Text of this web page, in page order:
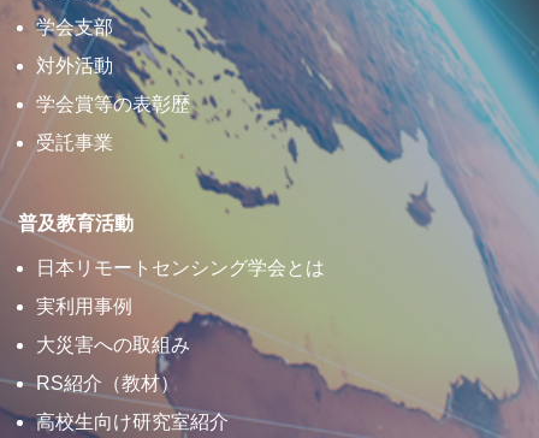
学会支部
対外活動
学会賞等の表彰歴
受託事業
普及教育活動
日本リモートセンシング学会とは
実利用事例
大災害への取組み
RS紹介（教材）
高校生向け研究室紹介